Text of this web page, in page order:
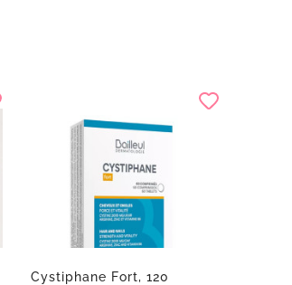
Cystiphane Fort, 120